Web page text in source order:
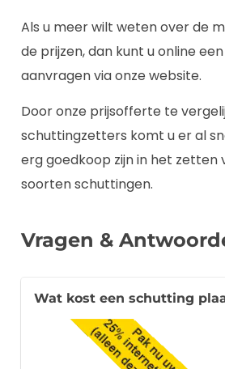
Als u meer wilt weten over de
de prijzen, dan kunt u online
aanvragen via onze website.
Door onze prijsofferte te
schuttingzetters komt u er al
erg goedkoop zijn in het zetten
soorten schuttingen.
Vragen &
Wat kost een schutting